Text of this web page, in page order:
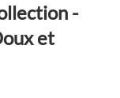
-
et